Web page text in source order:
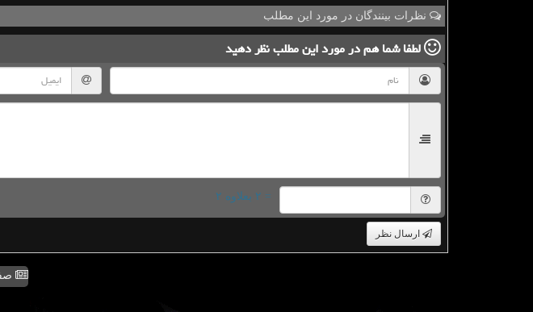
نظرات بینندگان در مورد این مطلب
لطفا شما همدر مورد این مطلبنظر دهید
= ۲ بعلاوه ۲
ارسال نظر